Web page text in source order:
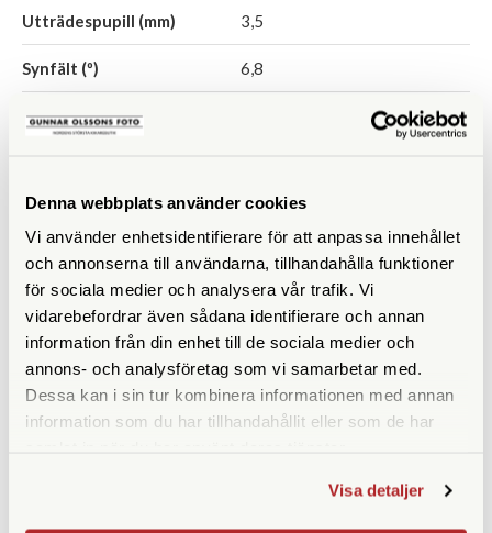
Denna webbplats använder cookies
Vi använder enhetsidentifierare för att anpassa innehållet
och annonserna till användarna, tillhandahålla funktioner
för sociala medier och analysera vår trafik. Vi
vidarebefordrar även sådana identifierare och annan
information från din enhet till de sociala medier och
annons- och analysföretag som vi samarbetar med.
Dessa kan i sin tur kombinera informationen med annan
information som du har tillhandahållit eller som de har
Visa detaljer
Utträdespupill (mm) 3,5
Synfält (º) 6,8
Synfält på 1000 m
Vattentät Ja
Fokuseringstyp Centrumfokus
Ögonavstånd/Eye relief
(mm)
16
Vridbara ögonmusslor Ja